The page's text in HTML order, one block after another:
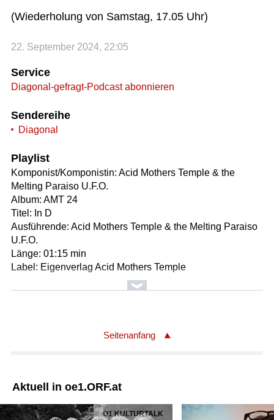
(Wiederholung von Samstag, 17.05 Uhr)
22. September 2024, 22:05
Service
Diagonal-gefragt-Podcast abonnieren
Sendereihe
Diagonal
Playlist
Komponist/Komponistin: Acid Mothers Temple & the
Melting Paraiso U.F.O.
Album: AMT 24
Titel: In D
Ausführende: Acid Mothers Temple & the Melting Paraiso
U.F.O.
Länge: 01:15 min
Label: Eigenverlag Acid Mothers Temple
Komponist/Komponistin: Francis Lai
Titel: Un homme et une femme
Original Filmmusik
Solist/Solistin: Pierre Barouh /Gesang m.Begl.
Solist/Solistin: Nicole Croisille /Gesang m.Begl.
Seitenanfang
Aktuell in oe1.ORF.at
Ö1 KULTURTALK